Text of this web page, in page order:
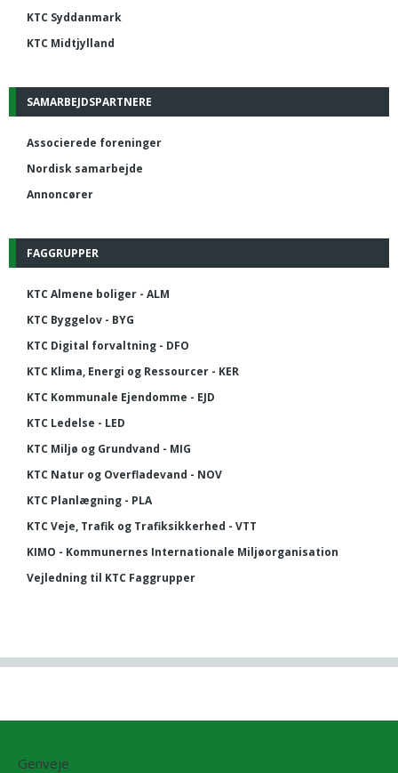
KTC Syddanmark
KTC Midtjylland
SAMARBEJDSPARTNERE
Associerede foreninger
Nordisk samarbejde
Annoncører
FAGGRUPPER
KTC Almene boliger - ALM
KTC Byggelov - BYG
KTC Digital forvaltning - DFO
KTC Klima, Energi og Ressourcer - KER
KTC Kommunale Ejendomme - EJD
KTC Ledelse - LED
KTC Miljø og Grundvand - MIG
KTC Natur og Overfladevand - NOV
KTC Planlægning - PLA
KTC Veje, Trafik og Trafiksikkerhed - VTT
KIMO - Kommunernes Internationale Miljøorganisation
Vejledning til KTC Faggrupper
Genveje